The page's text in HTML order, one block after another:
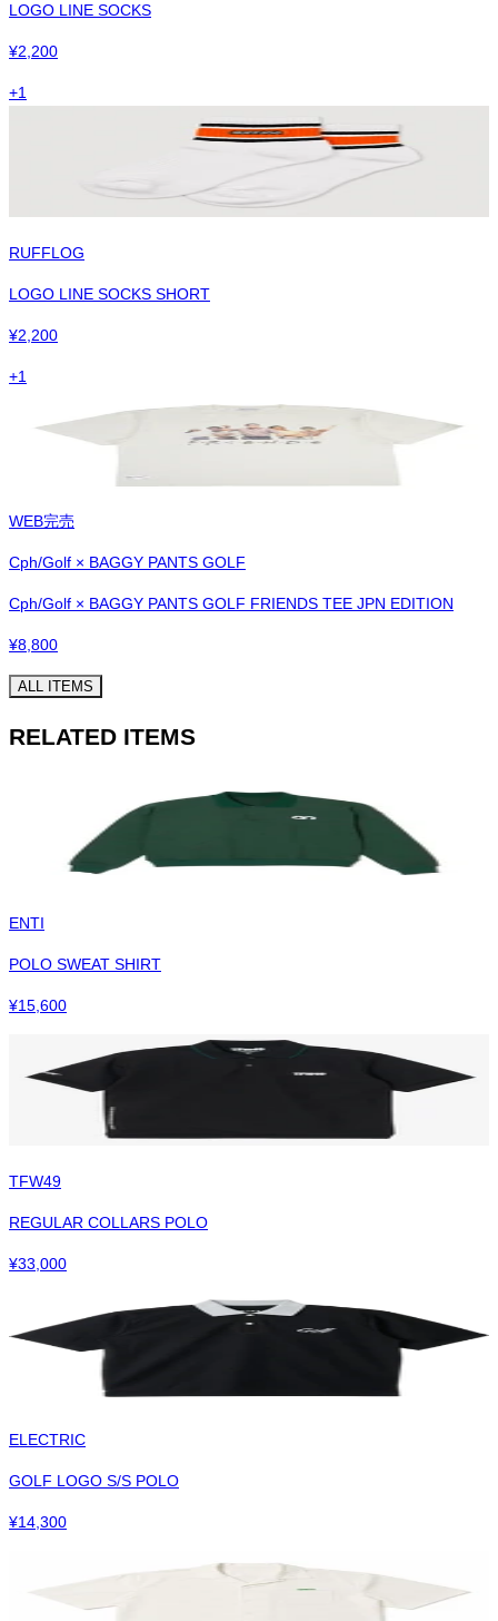
LOGO LINE SOCKS
¥2,200
+1
RUFFLOG
LOGO LINE SOCKS SHORT
¥2,200
+1
WEB完売
Cph/Golf × BAGGY PANTS GOLF
Cph/Golf × BAGGY PANTS GOLF FRIENDS TEE JPN EDITION
¥8,800
ALL ITEMS
RELATED ITEMS
ENTI
POLO SWEAT SHIRT
¥15,600
TFW49
REGULAR COLLARS POLO
¥33,000
ELECTRIC
GOLF LOGO S/S POLO
¥14,300